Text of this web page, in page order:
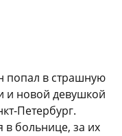
попал в страшную
и новой девушкой
Петербург.
больнице, за их